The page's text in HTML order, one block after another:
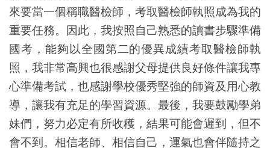
來要當一個稱職醫檢師，考取醫檢師執照成為我的
重要任務。因此，我按照自己熟悉的讀書步驟準備
國考，能夠以全國第二的優異成績考取醫檢師執
照，我非常高興也很感謝父母提供良好條件讓我專
心準備考試，也感謝學校優秀堅強的師資及用心教
導，讓我有充足的學習資源。最後，我要鼓勵學弟
妹們，努力必定有所收穫，結果可能會遲到，但不
會不到。相信老師、相信自己，運氣也會伴隨持之